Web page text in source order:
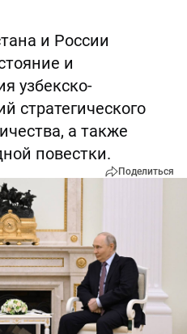
и России
и
узбекско-
стратегического
а также
повестки.
Поделиться